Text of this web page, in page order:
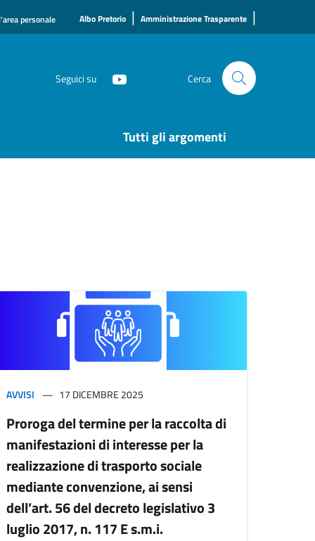
personale Albo Pretorio | Amministrazione Trasparente |
Seguici su Cerca
Tutti gli argomenti
AVVISI 17 DICEMBRE 2025
Proroga del termine per la raccolta di
manifestazioni di interesse per la
realizzazione di trasporto sociale
mediante convenzione, ai sensi
dell’art. 56 del decreto legislativo 3
luglio 2017, n. 117 E s.m.i.